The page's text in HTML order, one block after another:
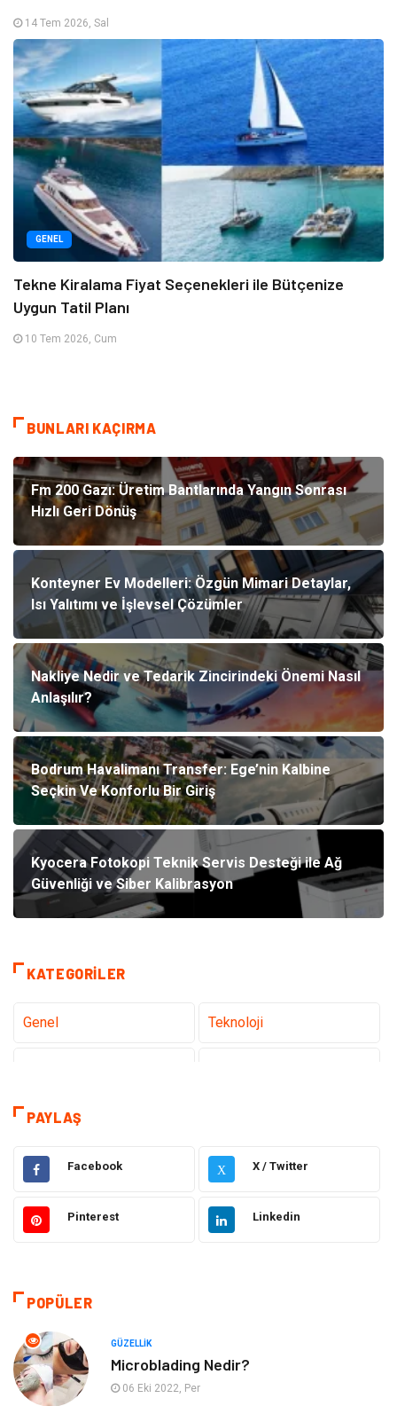
14 Tem 2026, Sal
GENEL
Tekne Kiralama Fiyat Seçenekleri ile Bütçenize
Uygun Tatil Planı
10 Tem 2026, Cum
BUNLARI KAÇIRMA
Fm 200 Gazı: Üretim Bantlarında Yangın Sonrası
Hızlı Geri Dönüş
Konteyner Ev Modelleri: Özgün Mimari Detaylar,
Isı Yalıtımı ve İşlevsel Çözümler
Nakliye Nedir ve Tedarik Zincirindeki Önemi Nasıl
Anlaşılır?
Bodrum Havalimanı Transfer: Ege’nin Kalbine
Seçkin Ve Konforlu Bir Giriş
Kyocera Fotokopi Teknik Servis Desteği ile Ağ
Güvenliği ve Siber Kalibrasyon
KATEGORILER
Genel Teknoloji
Eğitim
Dekorasyon Elektronik
Güzellik Makine
Sağlıklı Yaşam
Yeme İçme
Organizasyon
PAYLAŞ
Facebook X X / Twitter
Pinterest Linkedin
POPÜLER
GÜZELLIK
Microblading Nedir?
06 Eki 2022, Per